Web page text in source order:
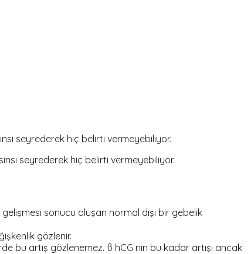
seyrederek hiç belirti vermeyebiliyor.
seyrederek hiç belirti vermeyebiliyor.
sonucu oluşan normal dışı bir gebelik
gözlenir.
bu artış gözlenemez. ß hCG nin bu kadar artışı ancak